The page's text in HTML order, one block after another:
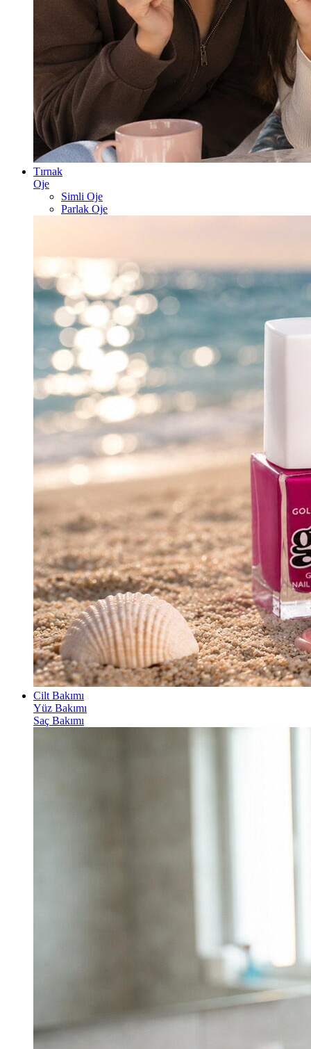
Tırnak
Oje
Simli Oje
Parlak Oje
Cilt Bakımı
Yüz Bakımı
Saç Bakımı